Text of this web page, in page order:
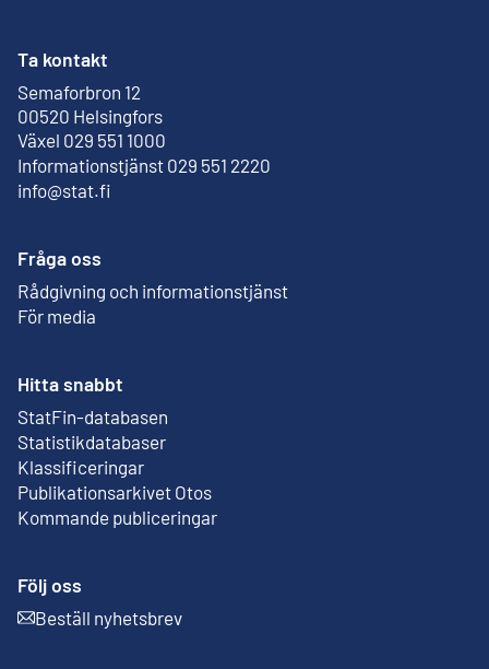
Ta kontakt
Semaforbron 12
00520 Helsingfors
Extern länk
Växel 029 551 1000
Informationstjänst 029 551 2220
info@stat.fi
Fråga oss
Rådgivning och informationstjänst
För media
Hitta snabbt
StatFin-databasen
Extern länk
Statistikdatabaser
Klassificeringar
Publikationsarkivet Otos
Extern länk
Kommande publiceringar
Följ oss
Beställ nyhetsbrev
Extern länk